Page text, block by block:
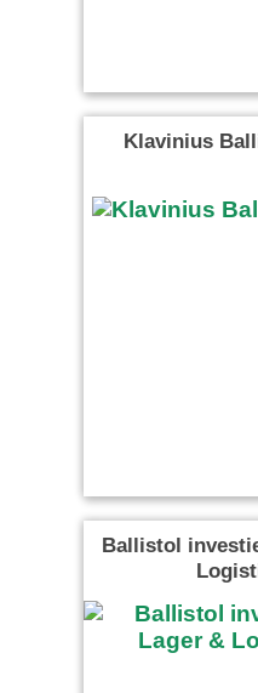
Klavinius
Ballistol